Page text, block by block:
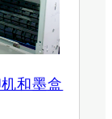
和墨盒